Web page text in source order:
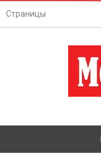
Страницы